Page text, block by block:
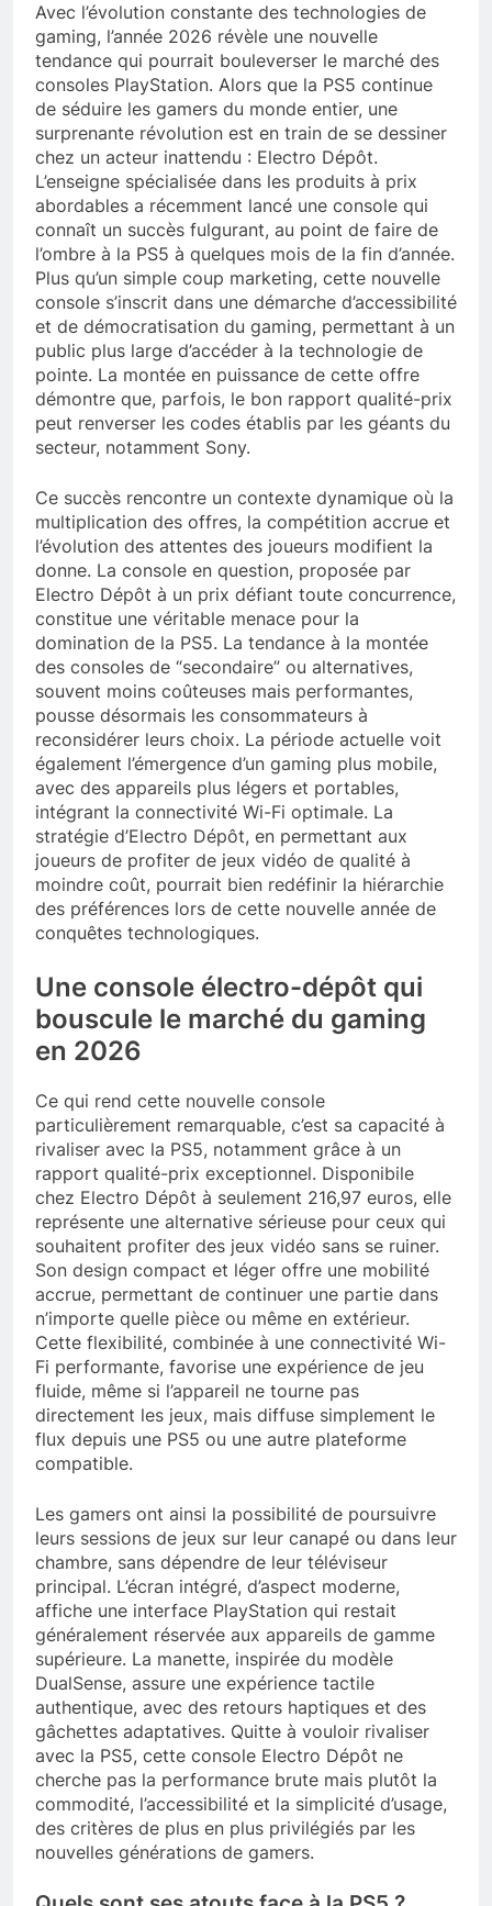
Avec l’évolution constante des technologies de
gaming, l’année 2026 révèle une nouvelle
tendance qui pourrait bouleverser le marché des
consoles PlayStation. Alors que la PS5 continue
de séduire les gamers du monde entier, une
surprenante révolution est en train de se dessiner
chez un acteur inattendu : Electro Dépôt.
L’enseigne spécialisée dans les produits à prix
abordables a récemment lancé une console qui
connaît un succès fulgurant, au point de faire de
l’ombre à la PS5 à quelques mois de la fin d’année.
Plus qu’un simple coup marketing, cette nouvelle
console s’inscrit dans une démarche d’accessibilité
et de démocratisation du gaming, permettant à un
public plus large d’accéder à la technologie de
pointe. La montée en puissance de cette offre
démontre que, parfois, le bon rapport qualité-prix
peut renverser les codes établis par les géants du
secteur, notamment Sony.
Ce succès rencontre un contexte dynamique où la
multiplication des offres, la compétition accrue et
l’évolution des attentes des joueurs modifient la
donne. La console en question, proposée par
Electro Dépôt à un prix défiant toute concurrence,
constitue une véritable menace pour la
domination de la PS5. La tendance à la montée
des consoles de “secondaire” ou alternatives,
souvent moins coûteuses mais performantes,
pousse désormais les consommateurs à
reconsidérer leurs choix. La période actuelle voit
également l’émergence d’un gaming plus mobile,
avec des appareils plus légers et portables,
intégrant la connectivité Wi-Fi optimale. La
stratégie d’Electro Dépôt, en permettant aux
joueurs de profiter de jeux vidéo de qualité à
moindre coût, pourrait bien redéfinir la hiérarchie
des préférences lors de cette nouvelle année de
conquêtes technologiques.
Une console électro-dépôt qui
bouscule le marché du gaming
en 2026
Ce qui rend cette nouvelle console
particulièrement remarquable, c’est sa capacité à
rivaliser avec la PS5, notamment grâce à un
rapport qualité-prix exceptionnel. Disponibile
chez Electro Dépôt à seulement 216,97 euros, elle
représente une alternative sérieuse pour ceux qui
souhaitent profiter des jeux vidéo sans se ruiner.
Son design compact et léger offre une mobilité
accrue, permettant de continuer une partie dans
n’importe quelle pièce ou même en extérieur.
Cette flexibilité, combinée à une connectivité Wi-
Fi performante, favorise une expérience de jeu
fluide, même si l’appareil ne tourne pas
directement les jeux, mais diffuse simplement le
flux depuis une PS5 ou une autre plateforme
compatible.
Les gamers ont ainsi la possibilité de poursuivre
leurs sessions de jeux sur leur canapé ou dans leur
chambre, sans dépendre de leur téléviseur
principal. L’écran intégré, d’aspect moderne,
affiche une interface PlayStation qui restait
généralement réservée aux appareils de gamme
supérieure. La manette, inspirée du modèle
DualSense, assure une expérience tactile
authentique, avec des retours haptiques et des
gâchettes adaptatives. Quitte à vouloir rivaliser
avec la PS5, cette console Electro Dépôt ne
cherche pas la performance brute mais plutôt la
commodité, l’accessibilité et la simplicité d’usage,
des critères de plus en plus privilégiés par les
nouvelles générations de gamers.